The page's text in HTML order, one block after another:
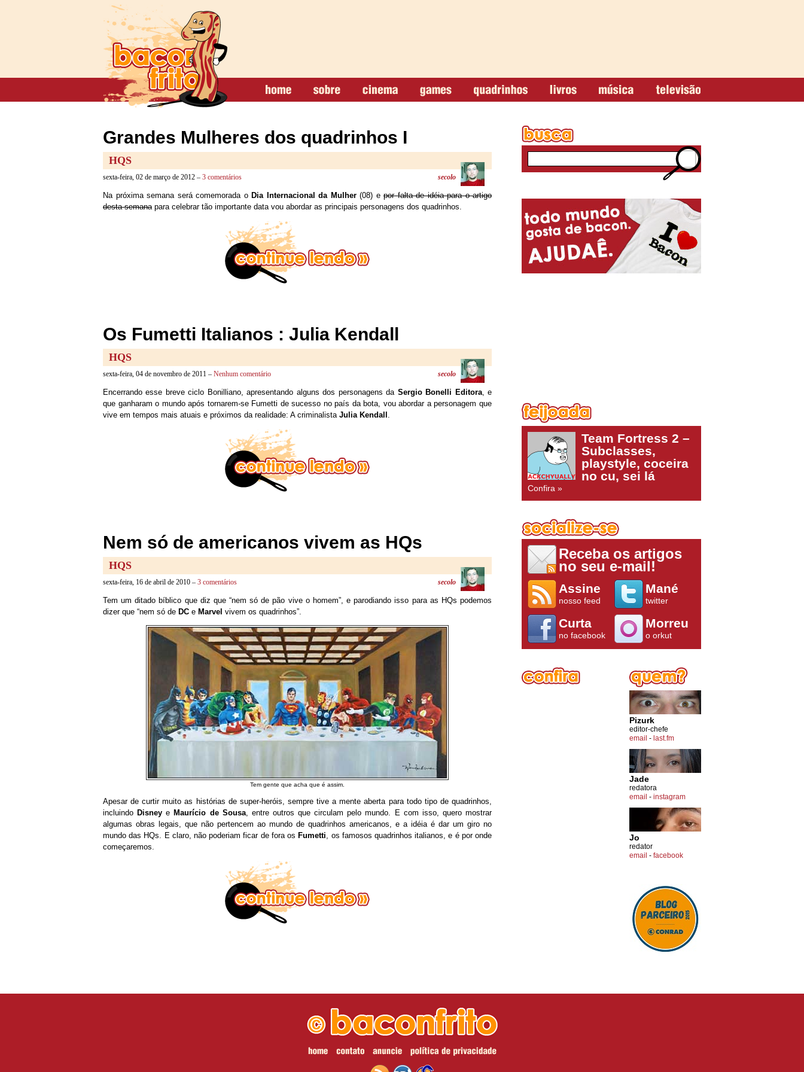
Grandes Mulheres dos quadrinhos I
HQS
sexta-feira, 02 de março de 2012 – 3 comentários secolo
Na próxima semana será comemorada o Dia Internacional da Mulher(08) e por falta de idéia para o artigo
desta semanapara celebrar tão importante data vou abordar as principais personagens dos quadrinhos.
Os Fumetti Italianos : Julia Kendall
HQS
sexta-feira, 04 de novembro de 2011 – Nenhum comentário secolo
Encerrando esse breve ciclo Bonilliano, apresentando alguns dos personagens da Sergio Bonelli Editora, e
que ganharam o mundo após tornarem-se Fumetti de sucesso no país da bota, vou abordar a personagem que
vive em tempos mais atuais e próximos da realidade: A criminalista Julia Kendall .
Nem só de americanos vivem as HQs
HQS
sexta-feira, 16 de abril de 2010 – 3 comentários secolo
Tem um ditado bíblico que diz que “nem só de pão vive o homem”, e parodiando isso para as HQs podemos
dizer que “nem só de DC e Marvel vivem os quadrinhos”.
Tem gente que acha que é assim.
Apesar de curtir muito as histórias de super-heróis, sempre tive a mente aberta para todo tipo de quadrinhos,
incluindo Disney e Maurício de Sousa, entre outros que circulam pelo mundo. E com isso, quero mostrar
algumas obras legais, que não pertencem ao mundo de quadrinhos americanos, e a idéia é dar um giro no
mundo das HQs. E claro, não poderiam ficar de fora os Fumetti, os famosos quadrinhos italianos, e é por onde
começaremos.
Team Fortress 2 –
Subclasses,
playstyle, coceira
no cu, sei lá
Confira »
Receba os artigos
no seu e-mail!
Assine
nosso feed
Mané
twitter
Curta
no facebook
Morreu
o orkut
Pizurk
editor-chefe
email - last.fm
Jade
redatora
email - instagram
Jo
redator
email - facebook